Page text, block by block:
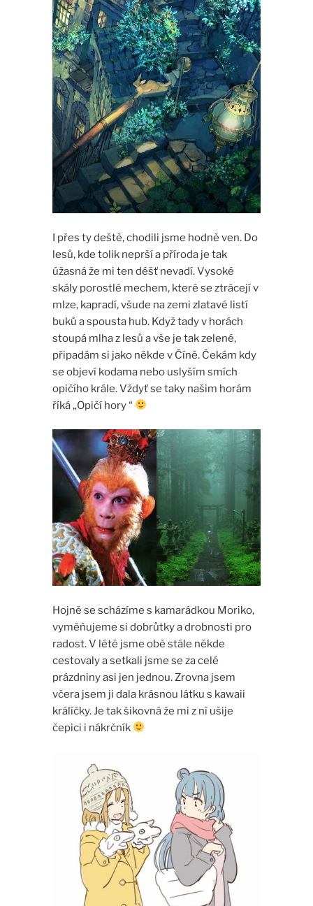
I přes ty deště, chodili jsme hodně ven. Do
lesů, kde tolik neprší a příroda je tak
úžasná že mi ten déšť nevadí. Vysoké
skály porostlé mechem, které se ztrácejí v
mlze, kapradí, všude na zemi zlatavé listí
buků a spousta hub. Když tady v horách
stoupá mlha z lesů a vše je tak zelené,
připadám si jako někde v Číně. Čekám kdy
se objeví kodama nebo uslyším smích
opičího krále. Vždyť se taky našim horám
říká „Opičí hory “
Hojně se scházíme s kamarádkou Moriko,
vyměňujeme si dobrůtky a drobnosti pro
radost. V létě jsme obě stále někde
cestovaly a setkali jsme se za celé
prázdniny asi jen jednou. Zrovna jsem
včera jsem ji dala krásnou látku s kawaii
králíčky. Je tak šikovná že mi z ní ušije
čepici i nákrčník